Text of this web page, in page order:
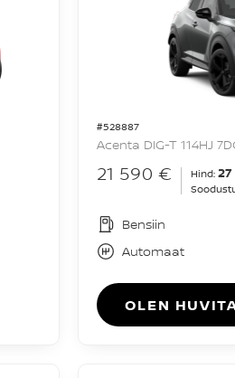
#528887
Acenta DIG-T 114HJ
21 590 € Hind:
Bensiin
Automaat
OLEN